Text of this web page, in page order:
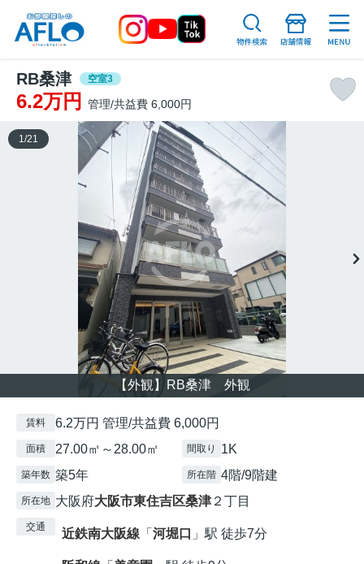
RB桑津 空室3
6.2万円 管理/共益費 6,000円
【外観】RB桑津 外観
1 /21
賃料 6.2万円 管理/共益費 6,000円
面積 27.00㎡～28.00㎡ 間取り 1K
築年数 築5年 所在階 4階/9階建
所在地 大阪府大阪市東住吉区桑津 ２丁目
交通 近鉄南大阪線 「 河堀口 」駅 徒歩7分